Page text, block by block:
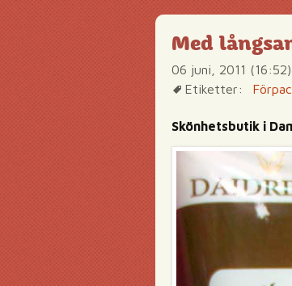
Med
06 juni, 2011 (16:52)
Etiketter:
Skönhetsbutik i